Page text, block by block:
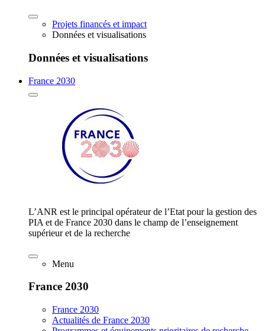
Projets financés et impact
Données et visualisations
Données et visualisations
France 2030
L’ANR est le principal opérateur de l’Etat pour la gestion des
PIA et de France 2030 dans le champ de l’enseignement
supérieur et de la recherche
Menu
France 2030
France 2030
Actualités de France 2030